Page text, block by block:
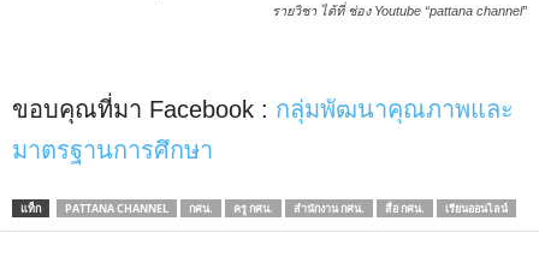
รายวิชา ได้ที่ ช่อง Youtube “pattana channel”
ขอบคุณที่มา Facebook : กลุ่มพัฒนาคุณภาพและ
มาตรฐานการศึกษา
แท็ก PATTANA CHANNEL กศน. ครู กศน. สำนักงาน กศน. สื่อ กศน. เรียนออนไลน์